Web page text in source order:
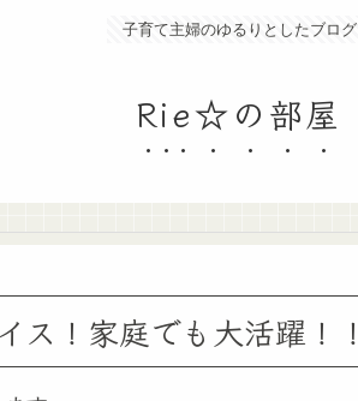
子育て主婦のゆるりとしたブログ
Rie☆の部屋
ス！家庭でも大活躍！！